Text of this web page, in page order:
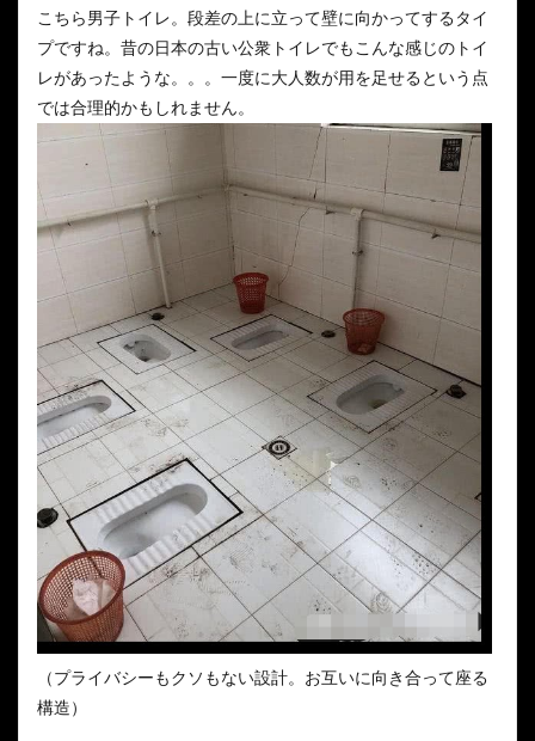
こちら男子トイレ。段差の上に立って壁に向かってするタイ
プですね。昔の日本の古い公衆トイレでもこんな感じのトイ
レがあったような。。。一度に大人数が用を足せるという点
では合理的かもしれません。
（プライバシーもクソもない設計。お互いに向き合って座る
構造）